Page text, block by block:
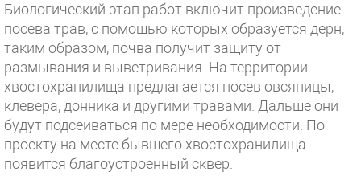
Биологический этап работ включит произведение
посева трав, с помощью которых образуется дерн,
таким образом, почва получит защиту от
размывания и выветривания. На территории
хвостохранилища предлагается посев овсяницы,
клевера, донника и другими травами. Дальше они
будут подсеиваться по мере необходимости. По
проекту на месте бывшего хвостохранилища
появится благоустроенный сквер.